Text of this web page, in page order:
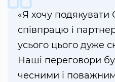
«Я хочу подякувати
співпрацю і
усього цього дуже
Наші переговори
чесними і